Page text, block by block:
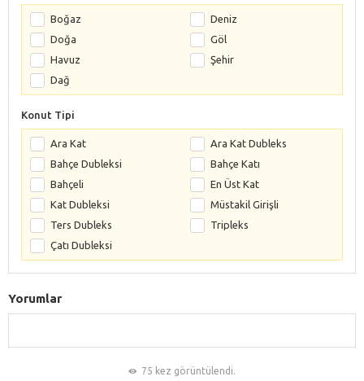
Boğaz
Deniz
Doğa
Göl
Havuz
Şehir
Dağ
Konut Tipi
Ara Kat
Ara Kat Dubleks
Bahçe Dubleksi
Bahçe Katı
Bahçeli
En Üst Kat
Kat Dubleksi
Müstakil Girişli
Ters Dubleks
Tripleks
Çatı Dubleksi
Yorumlar
75 kez görüntülendi.